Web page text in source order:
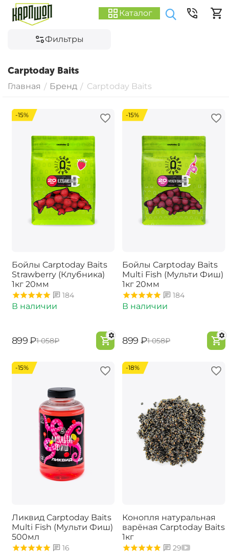
Каталог
Фильтры
Carptoday Baits
Главная / Бренд / Carptoday Baits
-15%
Бойлы Carptoday Baits
Strawberry (Клубника)
1кг 20мм
184
В наличии
‍899‍ ₽‍1 058‍₽
-15%
Бойлы Carptoday Baits
Multi Fish (Мульти Фиш)
1кг 20мм
184
В наличии
‍899‍ ₽‍1 058‍₽
-15%
Ликвид Carptoday Baits
Multi Fish (Мульти Фиш)
500мл
16
-18%
Конопля натуральная
варёная Carptoday Baits
1кг
29